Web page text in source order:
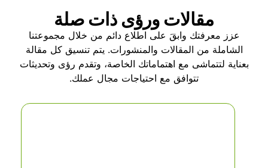
مقالات ورؤى ذات صلة
عزز معرفتك وابقَ على اطلاع دائم من خلال مجموعتنا
الشاملة من المقالات والمنشورات. يتم تنسيق كل مقالة
بعناية لتتماشى مع اهتماماتك الخاصة، وتقدم رؤى وتحديثات
تتوافق مع احتياجات مجال عملك.